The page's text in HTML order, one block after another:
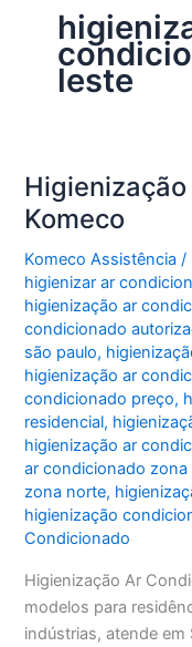
leste
Komeco
Komeco Assistência /
higienizar ar
higienização ar
condicionado
são paulo,
higienização ar
condicionado preço,
residencial,
higienização ar
ar condicionado zona
zona norte,
higienização
Condicionado
Higienização Ar
modelos para
indústrias, atende em